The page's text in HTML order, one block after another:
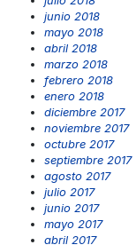
junio 2018
mayo 2018
abril 2018
marzo 2018
febrero 2018
enero 2018
diciembre 2017
noviembre 2017
octubre 2017
septiembre 2017
agosto 2017
julio 2017
junio 2017
mayo 2017
abril 2017